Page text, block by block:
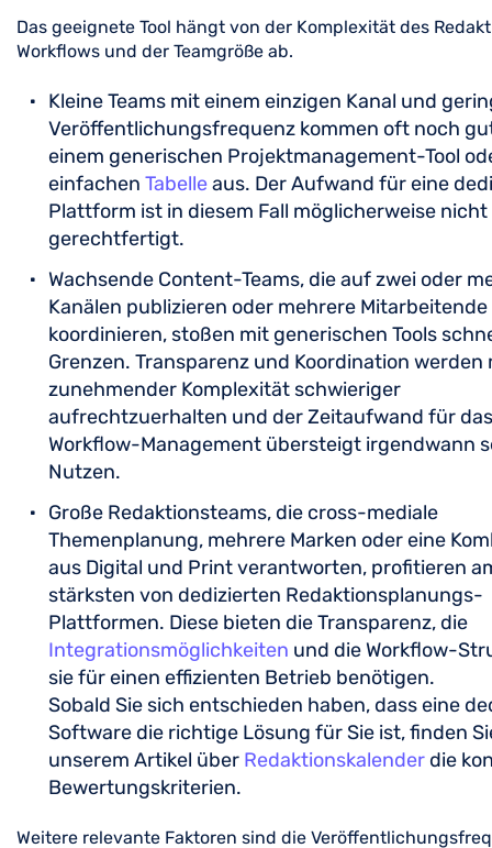
Das geeignete Tool hängt von der Komplexität des
Workflows und der Teamgröße ab.
Kleine Teams mit einem einzigen Kanal und
Veröffentlichungsfrequenz kommen oft noch
einem generischen Projektmanagement-Tool
einfachen Tabelleaus. Der Aufwand für eine
Plattform ist in diesem Fall möglicherweise nicht
gerechtfertigt.
Wachsende Content-Teams, die auf zwei oder
Kanälen publizieren oder mehrere Mitarbeitende
koordinieren, stoßen mit generischen Tools
Grenzen. Transparenz und Koordination werden
zunehmender Komplexität schwieriger
aufrechtzuerhalten und der Zeitaufwand für das
Workflow-Management übersteigt irgendwann
Nutzen.
Große Redaktionsteams, die cross-mediale
Themenplanung, mehrere Marken oder eine
aus Digital und Print verantworten, profitieren
stärksten von dedizierten Redaktionsplanungs-
Plattformen. Diese bieten die Transparenz, die
Integrationsmöglichkeiten und die Workflow-
sie für einen effizienten Betrieb benötigen.
Sobald Sie sich entschieden haben, dass eine
Software die richtige Lösung für Sie ist, finden
unserem Artikel über Redaktionskalender die
Bewertungskriterien.
Weitere relevante Faktoren sind die